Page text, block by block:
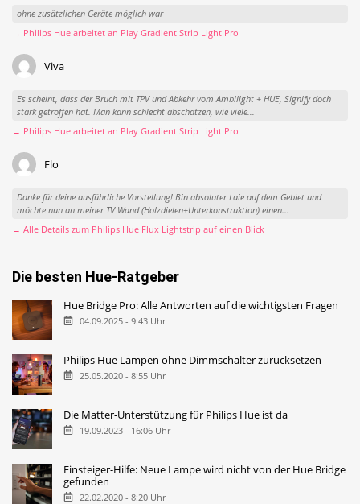
ohne zusätzlichen Geräte möglich war
→ Philips Hue arbeitet an Play Gradient Strip Light Pro
Viva
Es scheint, dass der Bruch mit TPV und Abkehr vom Ambilight + HUE, Signify doch
stark getroffen hat. Man kann schlecht abschätzen, wie viele...
→ Philips Hue arbeitet an Play Gradient Strip Light Pro
Flo
Danke für deine ausführliche Vorstellung! Bin absoluter Laie auf dem Gebiet und
möchte nun an meiner TV Wand (Holzdielen+Unterkonstruktion) einen...
→ Alle Details zum Philips Hue Flux Lightstrip auf einen Blick
Die besten Hue-Ratgeber
Hue Bridge Pro: Alle Antworten auf die wichtigsten Fragen
04.09.2025 - 9:43 Uhr
Philips Hue Lampen ohne Dimmschalter zurücksetzen
25.05.2020 - 8:55 Uhr
Die Matter-Unterstützung für Philips Hue ist da
19.09.2023 - 16:06 Uhr
Einsteiger-Hilfe: Neue Lampe wird nicht von der Hue Bridge
gefunden
22.02.2020 - 8:20 Uhr